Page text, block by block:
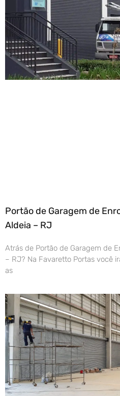
Portão de Garagem de
Aldeia – RJ
Atrás de Portão de Garagem de
– RJ? Na Favaretto Portas você
as